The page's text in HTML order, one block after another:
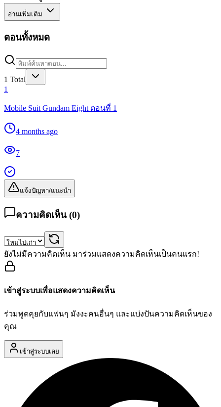
อ่านเพิ่มเติม
ตอนทั้งหมด
1 Total
1
Mobile Suit Gundam Eight ตอนที่ 1
4 months ago
7
แจ้งปัญหา/แนะนำ
ความคิดเห็น (0)
ยังไม่มีความคิดเห็น มาร่วมแสดงความคิดเห็นเป็นคนแรก!
เข้าสู่ระบบเพื่อแสดงความคิดเห็น
ร่วมพูดคุยกับแฟนๆ มังงะคนอื่นๆ และแบ่งปันความคิดเห็นของ
คุณ
เข้าสู่ระบบเลย